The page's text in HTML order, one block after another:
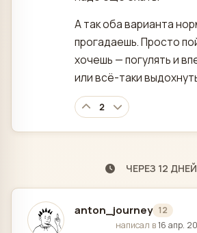
А так оба варианта
прогадаешь. Просто
хочешь — погулять и
или всё-таки
2
ЧЕРЕЗ 12 ДНЕЙ
anton_journey 12
отредактировано
написал в16 апр.